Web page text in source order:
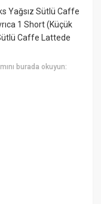
Yağsız Sütlü Caffe
1 Short (Küçük
Caffe Lattede
burada okuyun: